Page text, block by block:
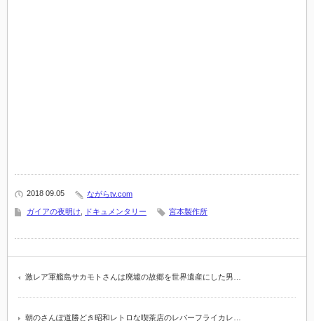
2018 09.05 ながらtv.com
ガイアの夜明け ドキュメンタリー 宮本製作所
激レア軍艦島サカモトさんは廃墟の故郷を世界遺産にした男…
朝のさんぽ道勝どき昭和レトロな喫茶店のレバーフライカレ…